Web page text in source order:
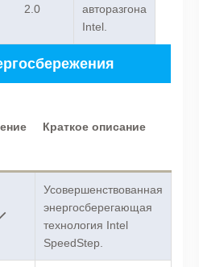
2.0
авторазгона
Intel.
Краткое описание
Усовершенствованная
энергосберегающая
технология Intel
SpeedStep.